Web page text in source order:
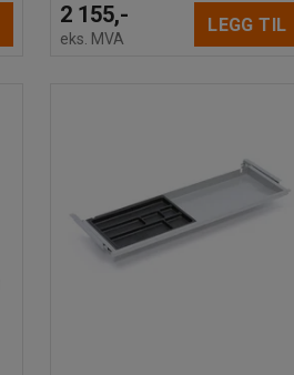
2 155,-
eks. MVA
LEGG TIL